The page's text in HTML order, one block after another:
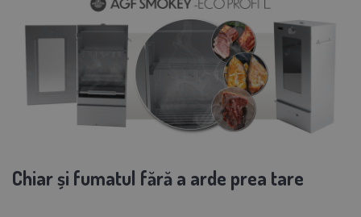
Chiar și fumatul fără a arde prea tare